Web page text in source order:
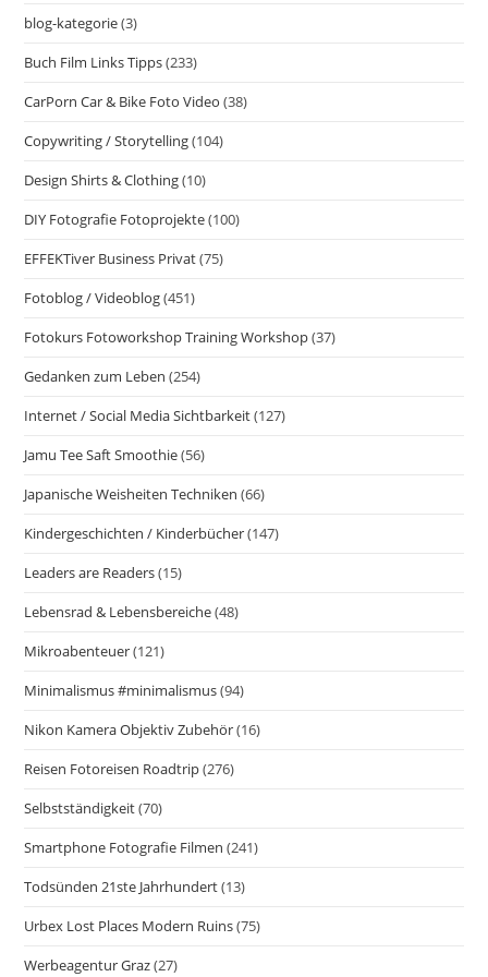
blog-kategorie(3)
Buch Film Links Tipps(233)
CarPorn Car & Bike Foto Video (38)
Copywriting / Storytelling(104)
Design Shirts & Clothing(10)
DIY Fotografie Fotoprojekte(100)
EFFEKTiver Business Privat(75)
Fotoblog / Videoblog(451)
Fotokurs Fotoworkshop Training Workshop(37)
Gedanken zum Leben (254)
Internet / Social Media Sichtbarkeit(127)
Jamu Tee Saft Smoothie(56)
Japanische Weisheiten Techniken (66)
Kindergeschichten / Kinderbücher(147)
Leaders are Readers(15)
Lebensrad & Lebensbereiche(48)
Mikroabenteuer(121)
Minimalismus #minimalismus(94)
Nikon Kamera Objektiv Zubehör(16)
Reisen Fotoreisen Roadtrip(276)
Selbstständigkeit(70)
Smartphone Fotografie Filmen (241)
Todsünden 21ste Jahrhundert(13)
Urbex Lost Places Modern Ruins(75)
Werbeagentur Graz(27)